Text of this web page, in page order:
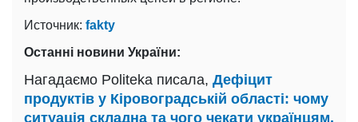
Источник: fakty
Останні новини України:
Нагадаємо Politeka писала, Дефіцит
продуктів у Кіровоградській області: чому
ситуація складна та чого чекати українцям.